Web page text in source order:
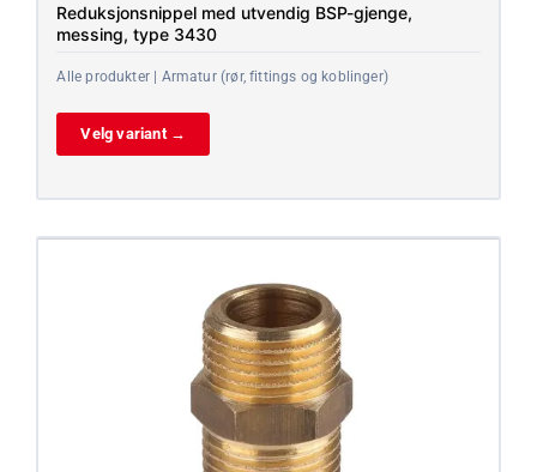
Reduksjonsnippel med utvendig BSP-gjenge,
messing, type 3430
Alle produkter | Armatur (rør, fittings og koblinger)
Velg variant →